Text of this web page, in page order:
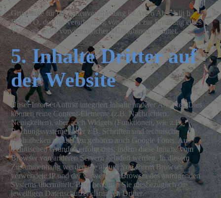
Grundlage für die Datenverarbeitung ist Art. 6 Abs. 1 lit b
DSGVO, der die Verarbeitung von Daten zur Erfüllung eines
VErtrags order vorvertraglicher Maßnahmen gestattet.
5. Inhalte Dritter auf
der Website
Unser InternetAuftritt integriert Inhalte anderer Anbieter. Dies
können reine Content-Elemente (z.B. Nachrichten,
Neuigkeiten), aber auch Widgets (Funktionen, wie z.B.
Buchungssysteme) oder z.B. Schriften und technische
Bibliotheken sein. Dazu gehören auch Google Fonts. Aus
technischen Gründen erfolgt dies, indem diese Inhalte vom
Browser von anderen Servern geladen werden. In diesem
Zusammenhang werden die aktuell von Ihrem Browser
verwendete IP und der verwendete Browser des anfragenden
Systems übermittelt. Bitte beachten Sie diesbezüglich die
jeweiligen Datenschutzerklärungen Dritter.